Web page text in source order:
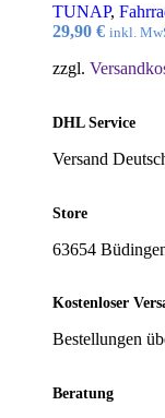
TUNAP,
29,90 € inkl.
zzgl.
DHL Service
Versand
Store
63654
Kostenloser
Bestellungen
Beratung